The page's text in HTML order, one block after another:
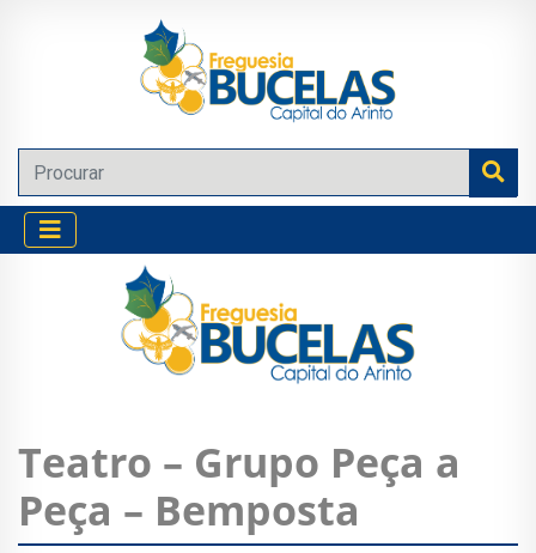
Teatro – Grupo Peça a
Peça – Bemposta